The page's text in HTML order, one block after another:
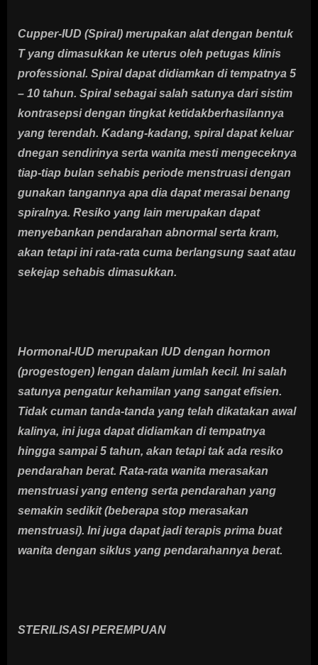
Cupper-IUD (Spiral) merupakan alat dengan bentuk
T yang dimasukkan ke uterus oleh petugas klinis
professional. Spiral dapat didiamkan di tempatnya 5
– 10 tahun. Spiral sebagai salah satunya dari sistim
kontrasepsi dengan tingkat ketidakberhasilannya
yang terendah. Kadang-kadang, spiral dapat keluar
dnegan sendirinya serta wanita mesti mengeceknya
tiap-tiap bulan sehabis periode menstruasi dengan
gunakan tangannya apa dia dapat merasai benang
spiralnya. Resiko yang lain merupakan dapat
menyebankan pendarahan abnormal serta kram,
akan tetapi ini rata-rata cuma berlangsung saat atau
sekejap sehabis dimasukkan.
Hormonal-IUD merupakan IUD dengan hormon
(progestogen) lengan dalam jumlah kecil. Ini salah
satunya pengatur kehamilan yang sangat efisien.
Tidak cuman tanda-tanda yang telah dikatakan awal
kalinya, ini juga dapat didiamkan di tempatnya
hingga sampai 5 tahun, akan tetapi tak ada resiko
pendarahan berat. Rata-rata wanita merasakan
menstruasi yang enteng serta pendarahan yang
semakin sedikit (beberapa stop merasakan
menstruasi). Ini juga dapat jadi terapis prima buat
wanita dengan siklus yang pendarahannya berat.
STERILISASI PEREMPUAN